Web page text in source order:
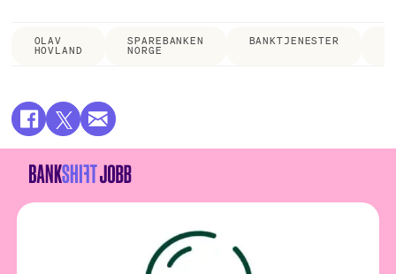
OLAV
HOVLAND
SPAREBANKEN
NORGE
BANKTJENESTER